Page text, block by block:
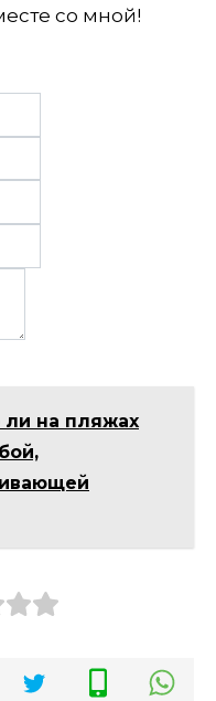
со мной!
на пляжах